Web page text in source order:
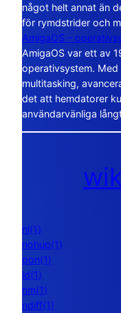
något helt annat än
för rymdstrider och
AmigaOS –
AmigaOS var ett av
operativsystem.
multitasking,
det att hemdatorer
användarvänliga
nl(1)
nohup(1)
pon(1)
ld(1)
nm(1)
ndiff(1)